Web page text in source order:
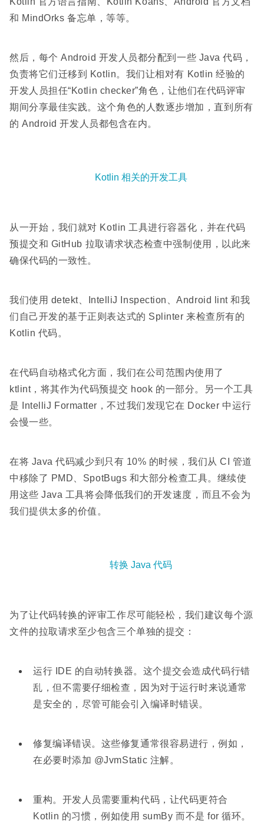
和 MindOrks 备忘单，等等。
然后，每个 Android 开发人员都分配到一些 Java 代码，
负责将它们迁移到 Kotlin。我们让相对有 Kotlin 经验的
开发人员担任“Kotlin checker”角色，让他们在代码评审
期间分享最佳实践。这个角色的人数逐步增加，直到所有
的 Android 开发人员都包含在内。
Kotlin 相关的开发工具
从一开始，我们就对 Kotlin 工具进行容器化，并在代码
预提交和 GitHub 拉取请求状态检查中强制使用，以此来
确保代码的一致性。
我们使用 detekt、IntelliJ Inspection、Android lint 和我
们自己开发的基于正则表达式的 Splinter 来检查所有的
Kotlin 代码。
在代码自动格式化方面，我们在公司范围内使用了
ktlint，将其作为代码预提交 hook 的一部分。另一个工具
是 IntelliJ Formatter，不过我们发现它在 Docker 中运行
会慢一些。
在将 Java 代码减少到只有 10% 的时候，我们从 CI 管道
中移除了 PMD、SpotBugs 和大部分检查工具。继续使
用这些 Java 工具将会降低我们的开发速度，而且不会为
我们提供太多的价值。
转换 Java 代码
为了让代码转换的评审工作尽可能轻松，我们建议每个源
文件的拉取请求至少包含三个单独的提交：
运行 IDE 的自动转换器。这个提交会造成代码行错
乱，但不需要仔细检查，因为对于运行时来说通常
是安全的，尽管可能会引入编译时错误。
修复编译错误。这些修复通常很容易进行，例如，
在必要时添加 @JvmStatic 注解。
重构。开发人员需要重构代码，让代码更符合
Kotlin 的习惯，例如使用 sumBy 而不是 for 循环。